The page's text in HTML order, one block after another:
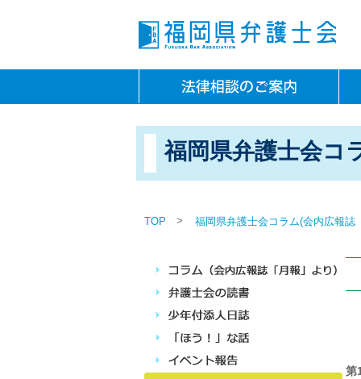
福岡県弁護士会コ
TOP > 福岡県弁護士会コラム(会内広報誌
第